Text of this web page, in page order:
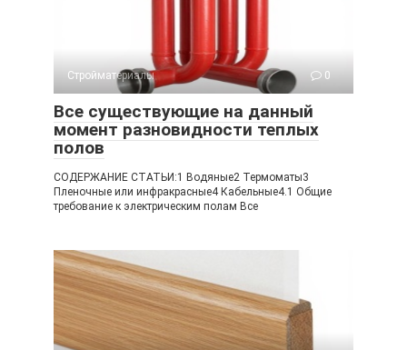
Стройматериалы 0
Все существующие на данный
момент разновидности теплых
полов
СОДЕРЖАНИЕ СТАТЬИ:1 Водяные2 Термоматы3
Пленочные или инфракрасные4 Кабельные4.1 Общие
требование к электрическим полам Все